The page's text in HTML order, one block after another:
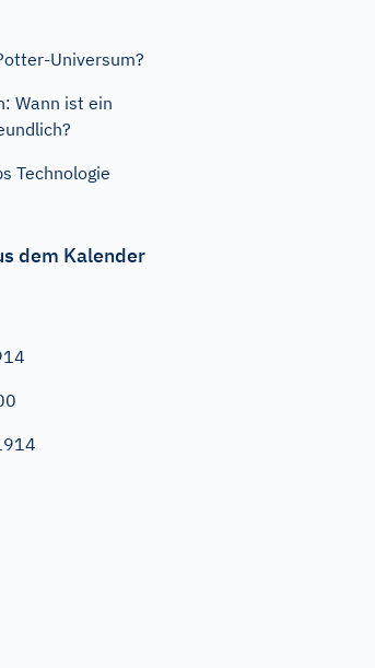
Universum?
Wann ist ein
Technologie
dem Kalender